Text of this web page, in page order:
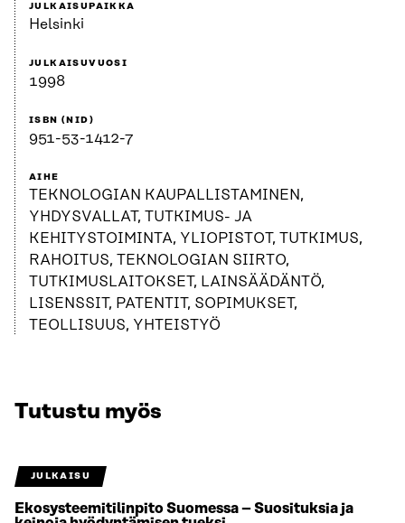
JULKAISUPAIKKA
Helsinki
JULKAISUVUOSI
1998
ISBN (NID)
951-53-1412-7
AIHE
TEKNOLOGIAN KAUPALLISTAMINEN,
YHDYSVALLAT, TUTKIMUS- JA
KEHITYSTOIMINTA, YLIOPISTOT, TUTKIMUS,
RAHOITUS, TEKNOLOGIAN SIIRTO,
TUTKIMUSLAITOKSET, LAINSÄÄDÄNTÖ,
LISENSSIT, PATENTIT, SOPIMUKSET,
TEOLLISUUS, YHTEISTYÖ
Tutustu myös
JULKAISU
Ekosysteemitilinpito Suomessa – Suosituksia ja